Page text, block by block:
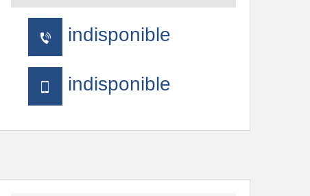
indisponible
indisponible